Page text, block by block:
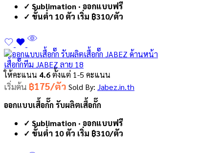
✓ Sublimation · ออกแบบฟรี
✓ ขั้นต่ำ 10 ตัว เริ่ม ฿310/ตัว
เสื้อกั๊กทีม JABEZ ลาย 18
ให้คะแนน 4.6ตั้งแต่ 1-5 คะแนน
เริ่มต้น ฿175/ตัว Sold By: Jabez.in.th
ออกแบบเสื้อกั๊ก รับผลิตเสื้อกั๊ก
✓ Sublimation · ออกแบบฟรี
✓ ขั้นต่ำ 10 ตัว เริ่ม ฿310/ตัว